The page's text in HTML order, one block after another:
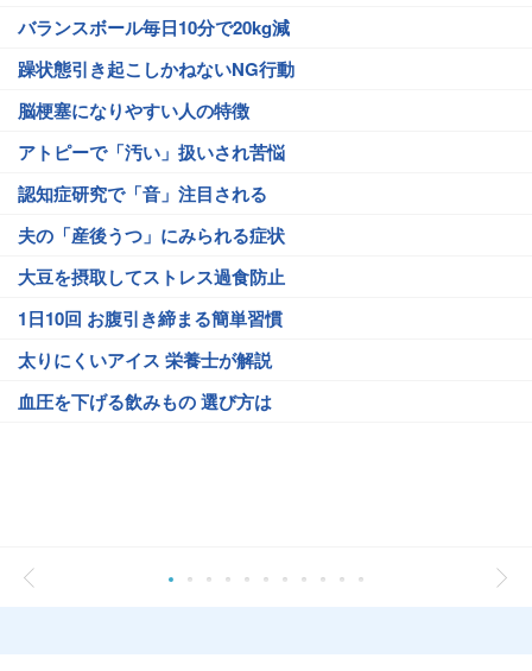
バランスボール毎日10分で20kg減
躁状態引き起こしかねないNG行動
脳梗塞になりやすい人の特徴
アトピーで「汚い」扱いされ苦悩
認知症研究で「音」注目される
夫の「産後うつ」にみられる症状
大豆を摂取してストレス過食防止
1日10回 お腹引き締まる簡単習慣
太りにくいアイス 栄養士が解説
血圧を下げる飲みもの 選び方は